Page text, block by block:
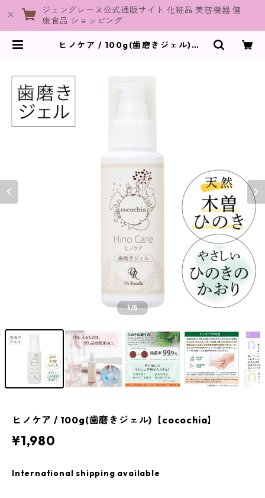
ジュングレーヌ公式通販サイト 化粧品 美容機器 健
康食品 ショッピング
ヒノケア / 100g(歯磨きジェル)【c
1/5
ヒノケア / 100g(歯磨きジェル)【cocochia】
¥1,980
International shipping available